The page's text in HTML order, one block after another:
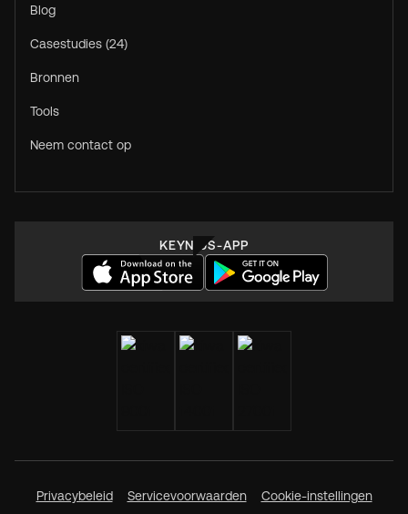
Blog
Casestudies (24)
Bronnen
Tools
Neem contact op
KEYNIUS-APP
Privacybeleid Servicevoorwaarden Cookie-instellingen